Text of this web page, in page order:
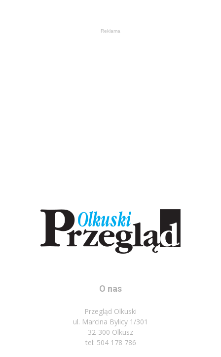
Reklama
O nas
Przegląd Olkuski
ul. Marcina Bylicy 1/301
32-300 Olkusz
tel: 504 178 786